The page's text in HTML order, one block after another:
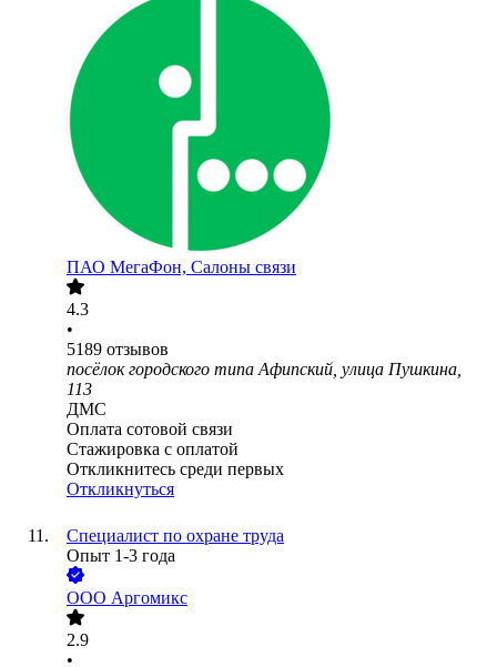
ПАО МегаФон, Салоны связи
4.3
•
5189 отзывов
посёлок городского типа Афипский, улица Пушкина,
113
ДМС
Оплата сотовой связи
Стажировка с оплатой
Откликнитесь среди первых
Откликнуться
Специалист по охране труда
Опыт 1-3 года
ООО Аргомикс
2.9
•